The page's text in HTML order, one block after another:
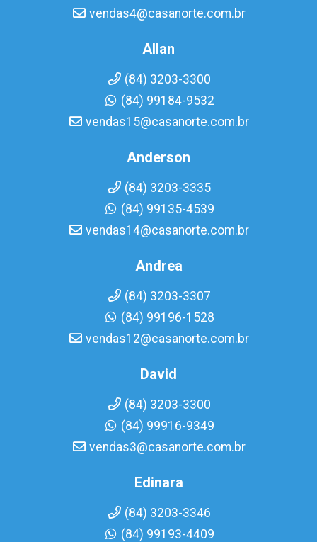
vendas4@casanorte.com.br
Allan
(84) 3203-3300
(84) 99184-9532
vendas15@casanorte.com.br
Anderson
(84) 3203-3335
(84) 99135-4539
vendas14@casanorte.com.br
Andrea
(84) 3203-3307
(84) 99196-1528
vendas12@casanorte.com.br
David
(84) 3203-3300
(84) 99916-9349
vendas3@casanorte.com.br
Edinara
(84) 3203-3346
(84) 99193-4409